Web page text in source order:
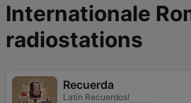
Internationale
radiostations
Recuerda
Latin Recuerdos!